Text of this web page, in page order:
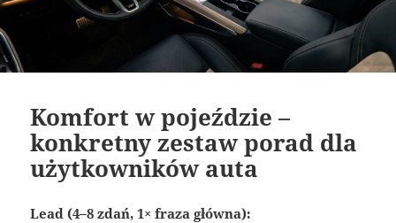
Komfort w pojeździe –
konkretny zestaw porad dla
użytkowników auta
Lead (4–8 zdań, 1× fraza główna):